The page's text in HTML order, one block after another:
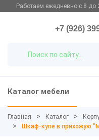
Работаем ежедневно с 8 до
+7 (926)
Каталог мебели
Главная Каталог
Шкаф-купе в прихожую